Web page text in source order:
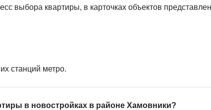
выбора квартиры, в карточках объектов
станций метро.
в новостройках в районе Хамовники?